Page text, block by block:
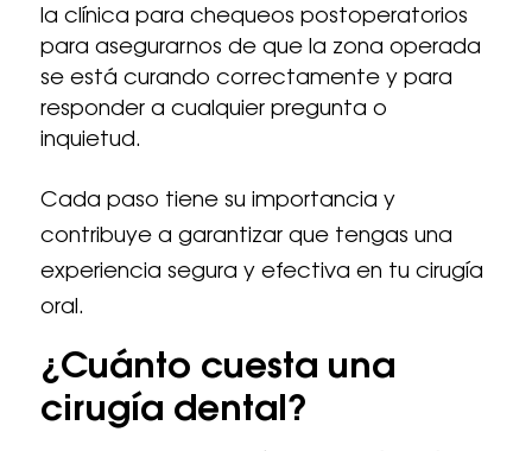
la clínica para chequeos postoperatorios
para asegurarnos de que la zona operada
se está curando correctamente y para
responder a cualquier pregunta o
inquietud.
Cada paso tiene su importancia y
contribuye a garantizar que tengas una
experiencia segura y efectiva en tu cirugía
oral.
¿Cuánto cuesta una
cirugía dental?